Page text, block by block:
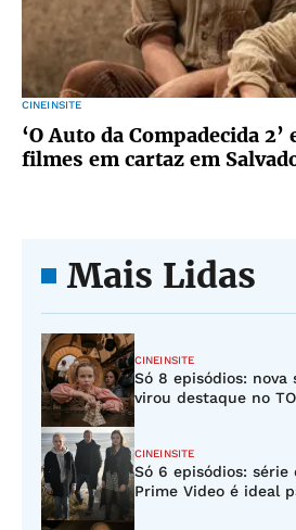
CINEINSITE
‘O Auto da Compadecida 2’
filmes em cartaz em
Mais Lidas
CINEINSITE
Só 8 episódios:
virou destaque no
CINEINSITE
Só 6 episódios: série
Prime Video é ideal